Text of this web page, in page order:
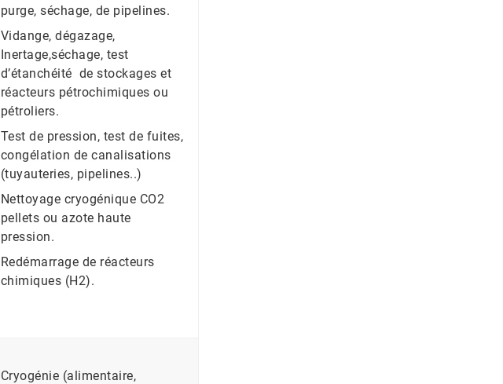
purge, séchage, de pipelines.
Vidange, dégazage,
Inertage,séchage, test
d’étanchéité de stockages et
réacteurs pétrochimiques ou
pétroliers.
Test de pression, test de fuites,
congélation de canalisations
(tuyauteries, pipelines..)
Nettoyage cryogénique CO2
pellets ou azote haute
pression.
Redémarrage de réacteurs
chimiques (H2).
Cryogénie (alimentaire,